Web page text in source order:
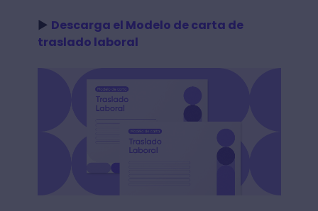
► Descarga el Modelo de carta de
traslado laboral